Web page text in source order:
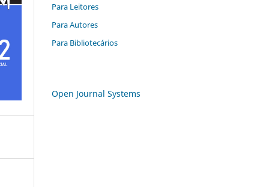
Para Leitores
Para Autores
Para Bibliotecários
Open Journal Systems